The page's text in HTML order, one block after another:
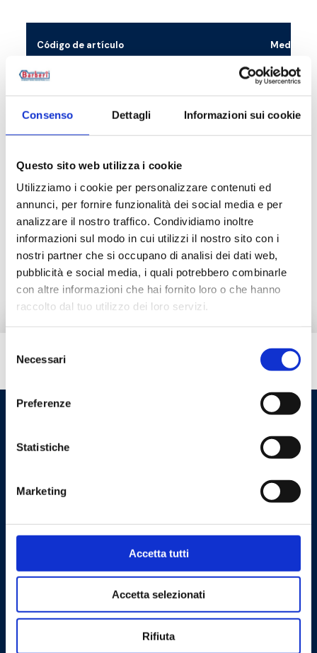
Consenso Dettagli Informazioni sui cookie
Questo sito web utilizza i cookie
Utilizziamo i cookie per personalizzare contenuti ed
annunci, per fornire funzionalità dei social media e per
analizzare il nostro traffico. Condividiamo inoltre
informazioni sul modo in cui utilizzi il nostro sito con i
nostri partner che si occupano di analisi dei dati web,
pubblicità e social media, i quali potrebbero combinarle
con altre informazioni che hai fornito loro o che hanno
raccolto dal tuo utilizzo dei loro servizi.
delNecessari
Preferenze
Statistiche
Marketing
Accetta tutti
Accetta selezionati
Rifiuta
Código de artículo Medida
15D020000 G 3/4 M -
Descripción
Documentación
Accesorios
Contáctanos
Barberi Rubinetterie Industriali S.r.l. a socio unico